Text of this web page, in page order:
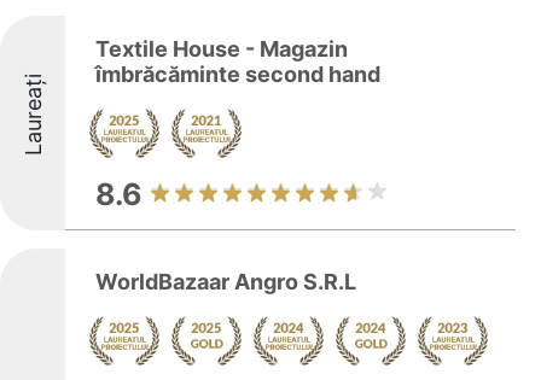
Laureați
Textile House - Magazin
îmbrăcăminte second hand
8.6
WorldBazaar Angro S.R.L